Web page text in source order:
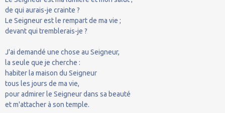
de qui aurais-je crainte ?
Le Seigneur est le rempart de ma vie ;
devant qui tremblerais-je ?
J'ai demandé une chose au Seigneur,
la seule que je cherche :
habiter la maison du Seigneur
tous les jours de ma vie,
pour admirer le Seigneur dans sa beauté
et m'attacher à son temple.